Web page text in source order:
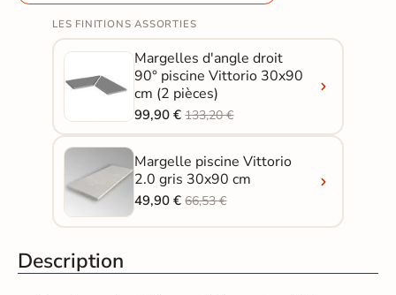
LES FINITIONS ASSORTIES
Margelles d'angle droit
90° piscine Vittorio 30x90
cm (2 pièces)
99,90 €133,20 €
Margelle piscine Vittorio
2.0 gris 30x90 cm
49,90 €66,53 €
Description